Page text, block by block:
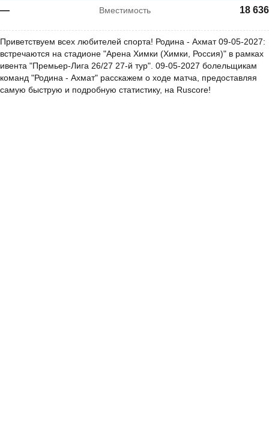
— Вместимость 18 636
Приветствуем всех любителей спорта! Родина - Ахмат 09-05-2027:
встречаются на стадионе "Арена Химки (Химки, Россия)" в рамках
ивента "Премьер-Лига 26/27 27-й тур". 09-05-2027 болельщикам
команд "Родина - Ахмат" расскажем о ходе матча, предоставляя
самую быструю и подробную статистику, на Ruscore!